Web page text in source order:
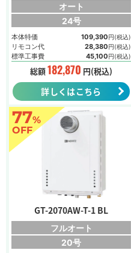
オート
24号
本体特価 109,390円(税込)
リモコン代 28,380円(税込)
標準工事費 45,100円(税込)
総額182,870 円(税込)
詳しくはこちら
77%
OFF
GT-2070AW-T-1 BL
フルオート
20号